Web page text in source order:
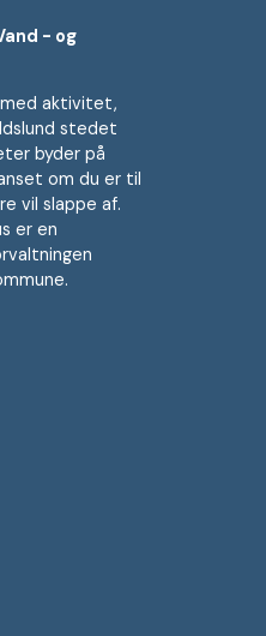
- og
aktivitet,
stedet
byder på
om du er til
vil slappe af.
er en